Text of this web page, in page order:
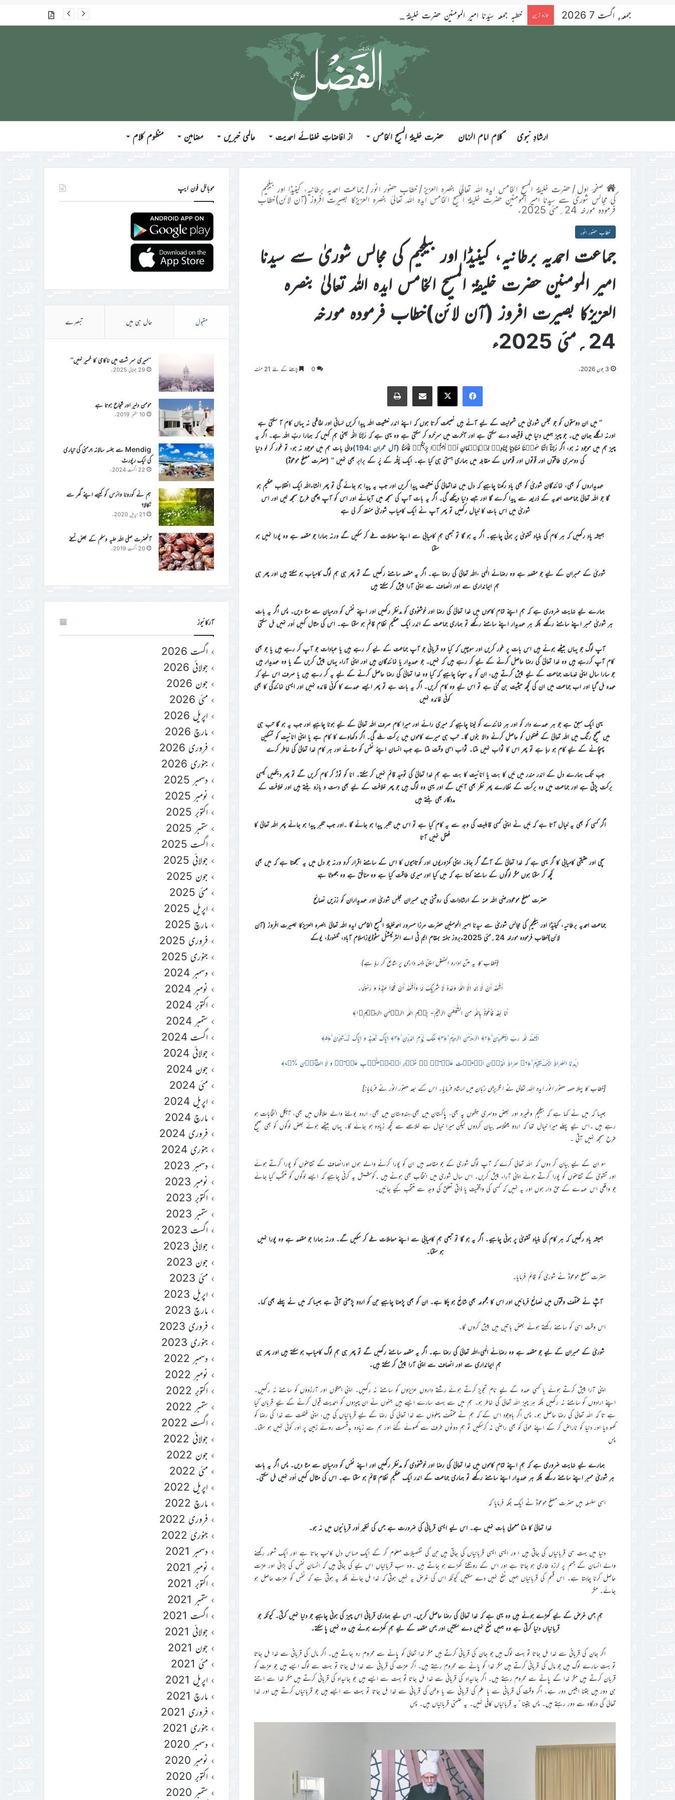
جمعہ, اگست 7 2026 تازہ ترین خطبہ جمعہ سیّدنا امیر المومنین حضرت خلیفۃ المسیح الخامس ایّدہ اللہ تعالیٰ بنصرہ العزیز فرمودہ 17؍جولائی 2026ء گذشتہ شمارے
ارشادِ نبوی ؑکلام امام الزمان حضرت خلیفۃ المسیح الخامس از افاضاتِ خلفائے احمدیت عالمی خبریں مضامین منظوم کلام
صفحۂ اول/حضرت خلیفۃ المسیح الخامس ایدہ اللہ تعالیٰ بنصرہ العزیز/خطاب حضور انور/ جماعت احمدیہ برطانیہ، کینیڈا اور بیلجیم
کی مجالس شوریٰ سے سیدنا امیر المومنین حضرت خلیفۃ المسیح الخامس ایدہ اللہ تعالیٰ بنصرہ العزیزکا بصیرت افروز (آن لائن)خطاب
فرمودہ مورخہ 24؍مئی 2025ء
خطاب حضور انور
جماعت احمدیہ برطانیہ، کینیڈا اور بیلجیم کی مجالس شوریٰ سے سیدنا
امیر المومنین حضرت خلیفۃ المسیح الخامس ایدہ اللہ تعالیٰ بنصرہ
العزیزکا بصیرت افروز (آن لائن)خطاب فرمودہ مورخہ
24؍مئی 2025ء
3 جون 2026ء 0 پڑھنے کے لئے 21 منٹ
Facebook
X
Share via Email
Print
’’ میں ان دوستوں کو جو مجلس شوریٰ میں شمولیت کے لیے آئے ہیں نصیحت کرتا ہوں کہ اپنے اندر خشیت اللہ پیدا کریں لسانی اور لفّاظی نہ یہاں کام آ سکتی ہے
اورنہ اگلے جہان میں۔ جو چیز ہمیں دنیا میں فوقیت دے سکتی ہے اور آخرت میں سرخرو کر سکتی ہے وہ یہی ہے کہ رَبُّنَا اللّٰہ یعنی ہم کہیں کہ ہمارا ربّ اللہ ہے۔ اگر یہ
چیز ہم میں موجود نہ ہو، اگر رَبَّنَاۤ اِنَّنَا سَمِعۡنَا مُنَادِیًا یُّنَادِیۡ لِلۡاِیۡمَانِ اَنۡ اٰمِنُوۡا بِرَبِّکُمۡ فَاٰمَنَّا (آل عمران :194)
والی بات ہم میں موجود نہ ہو، تو غور کر لو دنیا
کی دوسری طاقتوں اور قوتوں اور قوموں کے مقابلہ میں ہماری ہستی ہی کیا ہے۔ ایک پَشَّہ کے پَر کے برابر بھی نہیں ‘‘ (حضرت مصلح موعودؓ)
عہدیداروں کو بھی، نمائندگان شوریٰ کو بھی یاد رکھنا چاہیے کہ دل میں خداتعالیٰ کی خشیت پیدا کریں اور جب یہ پیدا ہو جائے گی تو پھر انشاءاللہ ایک انقلاب عظیم ہو
گا جو اللہ تعالیٰ جماعت احمدیہ کے ذریعہ سے پیدا کرے گا اور جسے دنیا دیکھے گی۔ اگر یہ بات آپ کی سمجھ میں آجائے اور اس کو آپ اچھی طرح سمجھ لیں اور اس
شوریٰ میں اس بات کا خیال رکھیں تو پھر آپ نے ایک کامیاب شوریٰ منعقد کر لی ہے
ہمیشہ یاد رکھیں کہ ہر کام کی بنیاد تقویٰ پر ہونی چاہیے۔ اگر یہ ہو گا تو تبھی ہم کامیابی سے اپنے معاملات طے کر سکیں گے ورنہ ہمارا جو مقصد ہے وہ پورا نہیں ہو
سکتا
شوریٰ کے ممبران کے لیے جو مقصد ہے وہ رضائے الٰہی ،اللہ تعالیٰ کی رضا ہے۔ اگر یہ مقصد سامنے رکھیں گے تو پھر ہی ہم لوگ کامیاب ہو سکتے ہیں اور پھر ہی
ہم ایمانداری سے اور انصاف سے اپنی آرا پیش کر سکتے ہیں
ہمارے لیے نہایت ضروری ہے کہ ہم اپنے تمام کاموں میں خدا تعالیٰ کی رضا اور خوشنودی کو مدنظر رکھیں اور اپنے نفس کو درمیان سے مٹا دیں۔ پس اگر یہ بات
ہر شوریٰ ممبر اپنے سامنے رکھے بلکہ ہر عہدیدار اپنے سامنے رکھے تو ہماری جماعت کے اندر ایک عظیم نظام قائم ہو سکتا ہے۔ اس کی مثال کہیں اَور نہیں مل سکتی
آپ لوگ جو یہاں بیٹھے ہوئے ہیں اس بات پر غور کریں اور سوچیں کہ کیا وہ قربانی جو آپ جماعت کے لیے کر رہے ہیں یا عبادات جو آپ کر رہے ہیں یا جو بھی
کام آپ کررہے ہیں وہ خدا تعالیٰ کی رضا حاصل کرنے کے لیے کر رہے ہیں کہ نہیں۔ جو عہدیدار یا نمائندگان ہیں اور اپنی آراء یہاں پیش کریں گے یا وہ عہدیدار ہیں
جو سارا سال اپنی خدمات جماعت کے لیے پیش کرتے ہیں، ان کو یہ سوچنا چاہیے کہ کیا وہ خدا تعالیٰ کی رضا حاصل کرنے کے لیے یہ کر رہے ہیں یا صرف اس لیے کہ
عہدہ مل گیا اور اب جماعت میں ان کی کچھ حیثیت بن گئی ہے تو اس لیے وہ کام کریں۔ اگر یہ بات ہے تو پھر ایسے عہدے کا کوئی فائدہ نہیں اور ایسی نمائندگی کا بھی
کوئی فائدہ نہیں
یہی ایک سبق ہے جو ہر عہدے دار کو اور ہر نمائندے کو لینا چاہیے کہ میری رائے اور میرا کام صرف اللہ تعالیٰ کے لیے ہونا چاہیے اور جب یہ ہو گا تب ہی
میں صحیح رنگ میں اللہ تعالیٰ کے فضلوں کو حاصل کرنے والا بنوں گا۔ تب ہی میرے کاموں میں برکت ملے گی۔ اگر دکھاوے کا کام ہے یا اپنی انانیت کو تسکین
پہنچانے کے لیے کام ہو رہا ہے تو پھر اس کا ثواب نہیں ملتا۔ ثواب اسی وقت ملتا ہے جب انسان اپنے نفس کو مٹائے اور ہر کام خدا تعالیٰ کی خاطر کرے
جب تک ہمارے دل کے اندر مندر میں مَیں کا بت یا انانیت کا بت ہے ہم خدا تعالیٰ کی توحید قائم نہیں کر سکتے۔ انا کو توڑ کر کام کریں گے تو پھر دیکھیں کیسی
برکت پڑتی ہے اور جماعت میں وہ برکت کے نظارے پھر نظر بھی آئیں گے اور یہی وہ لوگ ہیں جو پھر خلافت کے لیے بھی دست و بازو بنتے ہیں اور خلافت کے
مددگار بھی بنتے ہیں
اگر کسی کو بھی یہ خیال آتا ہے کہ مَیں نے اپنی کسی قابلیت کی وجہ سے یہ کام کیا ہے تو اس میں تکبر پیدا ہو جائے گا ۔اور جب تکبر پیدا ہو جائے پھر اللہ تعالیٰ کا
فضل نہیں آتا
سچی اور حقیقی کامیابی کا گر یہی ہے کہ خدا تعالیٰ کے آگے گر جاؤ۔ اپنی کمزوریوں اور کوتاہیوں کا اس کے سامنے اقرار کرو ورنہ جو دل میں یہ سمجھتا ہے کہ میں بھی
کچھ کر سکتا ہوں مگر لوگوں کے سامنے کہتا ہے کہ میں کیا اور میری طاقت کیا ہے وہ منافق ہے وہ جھوٹا ہے
حضرت مصلح موعودرضی اللہ عنہ کے ارشادات کی روشنی میں ممبران مجلس شوریٰ اور عہدیداران کو زرّیں نصائح
جماعت احمدیہ برطانیہ، کینیڈا اور بیلجیم کی مجالس شوریٰ سے سیدنا امیر المومنین حضرت مرزا مسرور احمدخلیفۃ المسیح الخامس ایدہ اللہ تعالیٰ بنصرہ العزیزکا بصیرت افروز (آن
لائن)خطاب فرمودہ مورخہ 24؍مئی 2025ءبروز ہفتہ بمقام ایم ٹی اے انٹرنیشنل سٹوڈیوزاسلام آباد، ٹلفورڈ، یوکے
(خطاب کا یہ متن ادارہ الفضل اپنی ذمہ داری پر شائع کر رہا ہے)
أَشْھَدُ أَنْ لَّا إِلٰہَ اِلَّا اللّٰہُ وَحْدَہٗ لَا شَرِيْکَ لَہٗ وَأَشْھَدُ أَنَّ مُحَمَّدًا عَبْدُہٗ وَ رَسُوْلُہٗ۔
أَمَّا بَعْدُ فَأَعُوْذُ بِاللّٰہِ مِنَ الشَّيْطٰنِ الرَّجِيْمِ- بِسۡمِ اللّٰہِ الرَّحۡمٰنِ الرَّحِیۡمِ﴿۱﴾
اَلۡحَمۡدُ لِلّٰہِ رَبِّ الۡعٰلَمِیۡنَ ۙ﴿۲﴾ الرَّحۡمٰنِ الرَّحِیۡمِ ۙ﴿۳﴾ مٰلِکِ یَوۡمِ الدِّیۡنِ ؕ﴿۴﴾ اِیَّاکَ نَعۡبُدُ وَ اِیَّاکَ نَسۡتَعِیۡنُ ؕ﴿۵﴾
اِہۡدِنَا الصِّرَاطَ الۡمُسۡتَقِیۡمَ ۙ﴿۶﴾ صِرَاطَ الَّذِیۡنَ اَنۡعَمۡتَ عَلَیۡہِمۡ ۬ۙ غَیۡرِ الۡمَغۡضُوۡبِ عَلَیۡہِمۡ وَ لَا الضَّآلِّیۡنَ ٪﴿۷﴾
[خطاب کا پہلا حصہ حضورِ انور ایدہ اللہ تعالیٰ نے انگریزی زبان میں ارشاد فرمایا۔ اس کے بعد حضور انور نے فرمایا:]
جیسا کہ میں نے کہا ہے کہ بیلجیم وغیرہ اور بعض دوسری جگہوں پہ بھی، پاکستان میں بھی،ہندوستان میں بھی، اردو بولنے والے علاقوں میں بھی، آجکل انتخابات ہو
رہے ہیں ۔اس لیے پہلے میرا خیال تھا کہ اردو میںخلاصہ بیان کردوں لیکن میرا خیال ہے خلاصے سے کچھ زیادہ ہو جائے گا۔ یہاں بیٹھے ہوئے بعض لوگوں کو بھی صحیح
طرح سمجھ نہیں آتی ۔
سو ان کے لیے بیان کر دوں کہ اللہ تعالیٰ کرے کہ آپ لوگ شوریٰ کے جو مقاصد ہیں ان کو پورا کرنے والے ہوں اورانصاف کے تقاضوں کو پورا کرتے ہوئے
اور تقویٰ کے تقاضوں کو پورا کرتے ہوئے اپنی آراء پیش کریں۔ اس سال شوریٰ میں انتخاب بھی ہونے ہیں ۔کوشش یہ کرنی چاہیے کہ ایسے لوگوں کو منتخب کیا جائے
جو واقعی اس عہدے کے حق دار ہوں اور یہ نہیں کہ کسی کی واقفیت یا ذاتی تعلق کی وجہ سے منتخب کیے جائیں۔
ہمیشہ یاد رکھیں کہ ہر کام کی بنیاد تقویٰ پر ہونی چاہیے۔ اگر یہ ہو گا تو تبھی ہم کامیابی سے اپنے معاملات طے کر سکیں گے۔ ورنہ ہمارا جو مقصد ہے وہ پورا نہیں
ہو سکتا۔
حضرت مصلح موعودؓ نے شوریٰ کو قائم فرمایا۔
آپؓ نے مختلف وقتوں میں نصائح فرمائیں اور اس کا مجموعہ بھی شائع ہو چکا ہے۔ ان کو بھی پڑھنا چاہیے جن کو اردو پڑھنی آتی ہے جیسا کہ میں نے پہلے بھی کہا۔
اس وقت اسی کو سامنے رکھتے ہوئے بعض باتیں میں پیش کروں گا۔
شوریٰ کے ممبران کے لیے جو مقصد ہے وہ رضائے الٰہی،اللہ تعالیٰ کی رضا ہے۔ اگر یہ مقصد سامنے رکھیں گے تو پھر ہی ہم لوگ کامیاب ہو سکتے ہیں اور پھر ہی
ہم ایمانداری سے اور انصاف سے اپنی آرا پیش کر سکتے ہیں۔
اپنی آرا پیش کرتے ہوئے یا کسی عہدہ کے لیے نام تجویز کرتے ہوئے رشتے داروں عزیزوں کو سامنے نہ رکھیں۔ اپنی امنگوں اور آرزوؤں کو سامنے نہ رکھیں۔
اپنے ارادوں کو سامنے نہ رکھیں بلکہ ہر چیز اللہ تعالیٰ کی خاطر ہو۔ ہم میں سے بہت سارے ایسے ہیں جنہوں نے ان چیزوں کو احمدیت قبول کرنے کے لیے قربان کیا
ہے تا کہ اللہ تعالیٰ کی رضا حاصل ہو۔ پس اگر باوجود اس کے کہ ہم نے مختلف پہلوؤں سے خدا تعالیٰ کی رضا کے لیے قربانیاں کی ہیں، اپنی غفلت سے خدا کی رضا کو
کھو دیا اور دنیا کو ناراض کر کے اپنے مولیٰ کو بھی راضی نہ کرسکیں تو ہم دونوں طرف سے کھوئے گئے اور ہم سے زیادہ بدقسمت روئے زمین پر اَور کوئی نہیں ہو سکتا۔
پس
ہمارے لیے نہایت ضروری ہے کہ ہم اپنے تمام کاموں میں خدا تعالیٰ کی رضا اور خوشنودی کو مدنظر رکھیں اور اپنے نفس کو درمیان سے مٹا دیں۔ پس اگر یہ بات
ہر شوریٰ ممبر اپنے سامنے رکھے بلکہ ہر عہدیدار اپنے سامنے رکھے تو ہماری جماعت کے اندر ایک عظیم نظام قائم ہو سکتا ہے۔ اس کی مثال کہیں اَور نہیں مل سکتی۔
اسی سلسلہ میں حضرت مصلح موعودؓ نے ایک جگہ فرمایا کہ
خدا تعالیٰ کا ملنا معمولی بات نہیں ہے۔ اس لیے ایسی قربانی کی ضرورت ہے جس کی نظیر اَور قربانیوں میں نہ ہو۔
دنیا میں بہت سی قربانیاں کی جاتی ہیں ا ور ایسی ایسی قربانیاں کی جاتی ہیں جن کی تفصیلات معلوم کر کے ایک حساس دل کانپ جاتا ہے اور ایک شعور رکھنے
والے انسان کے جسم پر لرزہ طاری ہو جاتا ہے اور اس کے رونگٹے کھڑے ہو جاتے ہیں ۔وہ سب قربانیاں اس لیے کی جاتی ہیں کہ انسان نفس کی بڑائی اور عزت
حاصل کرنا چاہتا ہے۔ اس قسم کی قربانیاں ہمیں نفع نہیں دے سکتیں کیونکہ اس کی غرض یہ نہیں ہوتی کہ خدا مل جائے بلکہ یہ ہوتی ہے کہ نفس کو عزت حاصل ہو
جائے۔ مگر
ہم جس غرض کے لیے کھڑے ہوئے ہیں وہ یہی ہے کہ خدا تعالیٰ کی رضا حاصل کریں۔ اس لیے ہماری قربانی اس چیز کی ہونی چاہیے جو دنیا نہیں کرتی۔ کیونکہ جو
قربانیاں دنیا کرتی ہے وہ ہمیں نفع نہیں دے سکتیں اور جس مقصد کے لیے ہم کھڑے ہوئے ہیں وہ نہیں پا سکتے۔
اگر جان کی قربانی سے خدا مل جاتا تو بہت لوگ ہیں جو جان کی قربانی کرتے ہیں مگر خدا تعالیٰ کو پانے سے محروم رہ جاتے ہیں۔ اگر مال کی قربانی سے خدا مل جاتا
تو بہت سارے لوگ ہیں جو مال کی قربانی کرتے ہیں مگر خدا کو پانے سے محروم رہتے ہیں۔ اگر عزت کی قربانی سے خدا مل جاتا تو بہت سے لوگ ایسے ہیں جو عزت کو
قربان کرتے ہیں مگر خدا کے پانے سے محروم رہتے ہیں۔ اگر جائیداد کی قربانی سے خدا مل جاتا تو بہت سے ایسے ہیں جو جائیداد کی قربانی کرتے ہیں مگر خدا سے اتنے
ہی دور ہیں جتنا ابلیس دور ہے۔ اگر وقت کی قربانی سے یا علم کی قربانی سے یا وطن کی قربانی سے خدا مل جاتا تو بہت سے ایسے ہیں جو قربانیاں کرتے ہیں اور خدا
تعالیٰ کی درگاہ سے دور رہتے ہیں۔ پس یقینا ًیہ قربانیاں کافی نہیں۔ یہ ضمنی قربانیاں ہیں۔ پس
موبائل فون ایپ
مقبول حال ہی میں تبصرے
’’میری سر شت میں ناکامی کا خمیر نہیں‘‘
29 جولائی 2025ء
مومن دلیر اور شجاع ہوتا ہے
10 ستمبر 2019ء
Mendig سے جلسہ سالانہ جرمنی کی تیاری
کی ایک رپورٹ
22 اگست 2024ء
ہم نے کورونا وائرس کو کیسے اپنے گھر سے
نکالا؟
21 اپریل 2020ء
آنحضرت صلی اللہ علیہ وسلم کے بعض نسخے
20 اگست 2019ء
آرکائیوز
اگست 2026
جولائی 2026
جون 2026
مئی 2026
اپریل 2026
مارچ 2026
فروری 2026
جنوری 2026
دسمبر 2025
نومبر 2025
اکتوبر 2025
ستمبر 2025
اگست 2025
جولائی 2025
جون 2025
مئی 2025
اپریل 2025
مارچ 2025
فروری 2025
جنوری 2025
دسمبر 2024
نومبر 2024
اکتوبر 2024
ستمبر 2024
اگست 2024
جولائی 2024
جون 2024
مئی 2024
اپریل 2024
مارچ 2024
فروری 2024
جنوری 2024
دسمبر 2023
نومبر 2023
اکتوبر 2023
ستمبر 2023
اگست 2023
جولائی 2023
جون 2023
مئی 2023
اپریل 2023
مارچ 2023
فروری 2023
جنوری 2023
دسمبر 2022
نومبر 2022
اکتوبر 2022
ستمبر 2022
اگست 2022
جولائی 2022
جون 2022
مئی 2022
اپریل 2022
مارچ 2022
فروری 2022
جنوری 2022
دسمبر 2021
نومبر 2021
اکتوبر 2021
ستمبر 2021
اگست 2021
جولائی 2021
جون 2021
مئی 2021
اپریل 2021
مارچ 2021
فروری 2021
جنوری 2021
دسمبر 2020
نومبر 2020
اکتوبر 2020
ستمبر 2020